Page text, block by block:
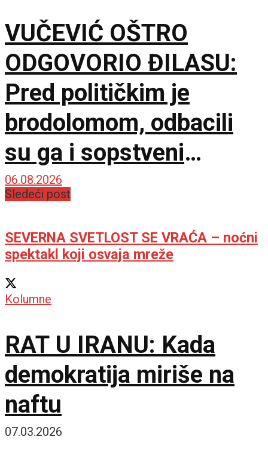
VUČEVIĆ OŠTRO
ODGOVORIO ĐILASU:
Pred političkim je
brodolomom, odbacili
su ga i sopstveni
saborci
06.08.2026
Sledeći post
SEVERNA SVETLOST SE VRAĆA – noćni
spektakl koji osvaja mreže
Kolumne
RAT U IRANU: Kada
demokratija miriše na
naftu
07.03.2026